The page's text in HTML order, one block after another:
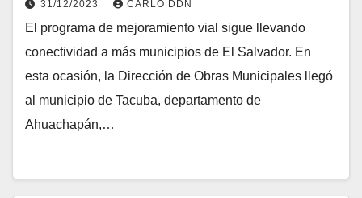
31/12/2023 CARLO DDN
El programa de mejoramiento vial sigue llevando
conectividad a más municipios de El Salvador. En
esta ocasión, la Dirección de Obras Municipales llegó
al municipio de Tacuba, departamento de
Ahuachapán,…